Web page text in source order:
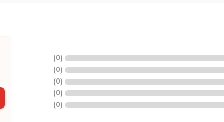
(
0
)
(
0
)
(
0
)
(
0
)
(
0
)